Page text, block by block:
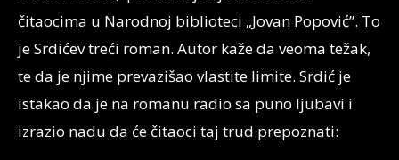
čitaocima u Narodnoj biblioteci „Jovan Popović”. To
je Srdićev treći roman. Autor kaže da veoma težak,
te da je njime prevazišao vlastite limite. Srdić je
istakao da je na romanu radio sa puno ljubavi i
izrazio nadu da će čitaoci taj trud prepoznati: